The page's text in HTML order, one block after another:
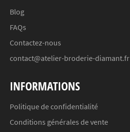
Blog
FAQs
Contactez-nous
contact@atelier-broderie-diamant.fr
INFORMATIONS
Politique de confidentialité
Conditions générales de vente